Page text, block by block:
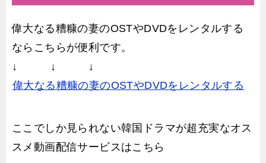
偉大なる糟糠の妻のOSTやDVDをレンタルする
ならこちらが便利です。
↓ ↓ ↓
偉大なる糟糠の妻のOSTやDVDをレンタルする
ここでしか見られない韓国ドラマが超充実なオス
スメ動画配信サービスはこちら